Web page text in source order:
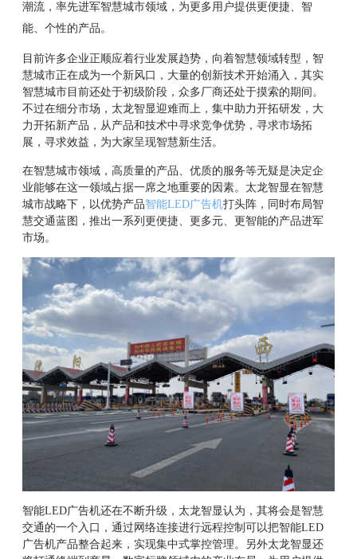
潮流，率先进军智慧城市领域，为更多用户提供更便捷、智
能、个性的产品。
目前许多企业正顺应着行业发展趋势，向着智慧领域转型，智
慧城市正在成为一个新风口，大量的创新技术开始涌入，其实
智慧城市目前还处于初级阶段，众多厂商还处于摸索的期间。
不过在细分市场，太龙智显迎难而上，集中助力开拓研发，大
力开拓新产品，从产品和技术中寻求竞争优势，寻求市场拓
展，寻求效益，为大家呈现智慧新生活。
在智慧城市领域，高质量的产品、优质的服务等无疑是决定企
业能够在这一领域占据一席之地重要的因素。太龙智显在智慧
城市战略下，以优势产品智能LED广告机打头阵，同时布局智
慧交通蓝图，推出一系列更便捷、更多元、更智能的产品进军
市场。
智能LED广告机还在不断升级，太龙智显认为，其将会是智慧
交通的一个入口，通过网络连接进行远程控制可以把智能LED
广告机产品整合起来，实现集中式掌控管理。另外太龙智显还